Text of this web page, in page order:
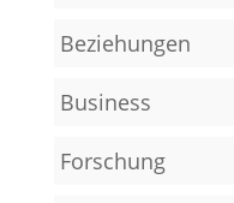
Beziehungen
Business
Forschung